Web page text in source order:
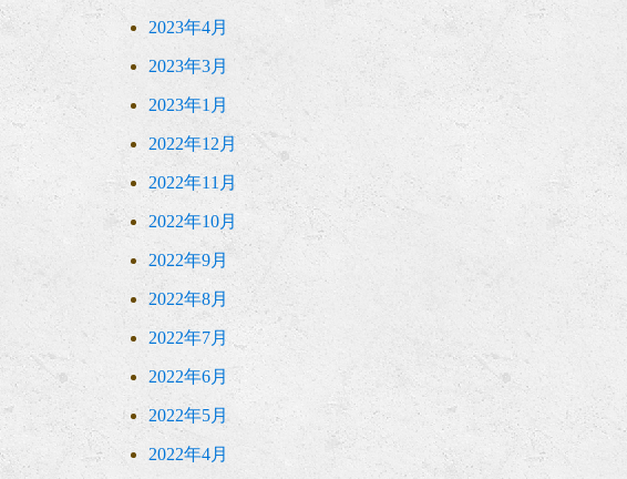
2023年4月
2023年3月
2023年1月
2022年12月
2022年11月
2022年10月
2022年9月
2022年8月
2022年7月
2022年6月
2022年5月
2022年4月